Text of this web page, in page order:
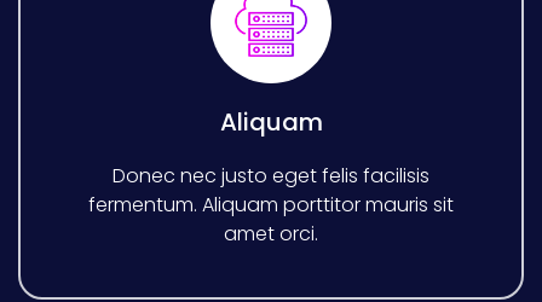
Aliquam
Donec nec justo eget felis facilisis
fermentum. Aliquam porttitor mauris sit
amet orci.